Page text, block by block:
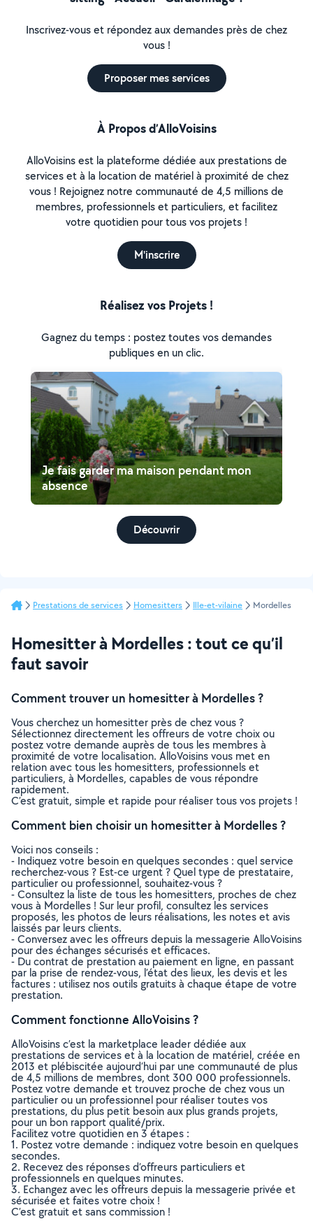
Inscrivez-vous et répondez aux demandes près de chez
vous !
Proposer mes services
À Propos d’AlloVoisins
AlloVoisins est la plateforme dédiée aux prestations de
services et à la location de matériel à proximité de chez
vous ! Rejoignez notre communauté de 4,5 millions de
membres, professionnels et particuliers, et facilitez
votre quotidien pour tous vos projets !
M'inscrire
Réalisez vos Projets !
Gagnez du temps : postez toutes vos demandes
publiques en un clic.
Je fais garder ma maison pendant mon
absence
Découvrir
Prestations de services Homesitters Ille-et-vilaine Mordelles
Homesitter à Mordelles : tout ce qu’il
faut savoir
Comment trouver un homesitter à Mordelles ?
Vous cherchez un homesitter près de chez vous ?
Sélectionnez directement les offreurs de votre choix ou
postez votre demande auprès de tous les membres à
proximité de votre localisation. AlloVoisins vous met en
relation avec tous les homesitters, professionnels et
particuliers, à Mordelles, capables de vous répondre
rapidement.
C’est gratuit, simple et rapide pour réaliser tous vos projets !
Comment bien choisir un homesitter à Mordelles ?
Voici nos conseils :
- Indiquez votre besoin en quelques secondes : quel service
recherchez-vous ? Est-ce urgent ? Quel type de prestataire,
particulier ou professionnel, souhaitez-vous ?
- Consultez la liste de tous les homesitters, proches de chez
vous à Mordelles ! Sur leur profil, consultez les services
proposés, les photos de leurs réalisations, les notes et avis
laissés par leurs clients.
- Conversez avec les offreurs depuis la messagerie AlloVoisins
pour des échanges sécurisés et efficaces.
- Du contrat de prestation au paiement en ligne, en passant
par la prise de rendez-vous, l’état des lieux, les devis et les
factures : utilisez nos outils gratuits à chaque étape de votre
prestation.
Comment fonctionne AlloVoisins ?
AlloVoisins c’est la marketplace leader dédiée aux
prestations de services et à la location de matériel, créée en
2013 et plébiscitée aujourd’hui par une communauté de plus
de 4,5 millions de membres, dont 300 000 professionnels.
Postez votre demande et trouvez proche de chez vous un
particulier ou un professionnel pour réaliser toutes vos
prestations, du plus petit besoin aux plus grands projets,
pour un bon rapport qualité/prix.
Facilitez votre quotidien en 3 étapes :
1. Postez votre demande : indiquez votre besoin en quelques
secondes.
2. Recevez des réponses d’offreurs particuliers et
professionnels en quelques minutes.
3. Echangez avec les offreurs depuis la messagerie privée et
sécurisée et faites votre choix !
C’est gratuit et sans commission !